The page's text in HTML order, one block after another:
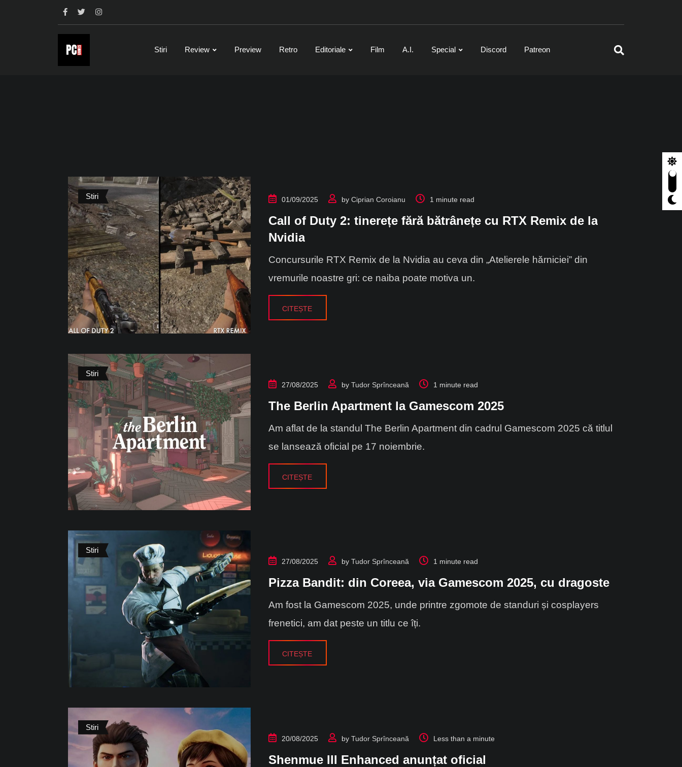
Stiri Review Preview Retro Editoriale Film A.I. Special Discord Patreon
Stiri 01/09/2025 by Ciprian Coroianu 1 minute read
Call of Duty 2: tinerețe fără bătrânețe cu RTX Remix de la
Nvidia
Concursurile RTX Remix de la Nvidia au ceva din „Atelierele hărniciei” din
vremurile noastre gri: ce naiba poate motiva un.
CITEȘTE
Stiri
27/08/2025 by Tudor Sprînceană 1 minute read
The Berlin Apartment la Gamescom 2025
Am aflat de la standul The Berlin Apartment din cadrul Gamescom 2025 că titlul
se lansează oficial pe 17 noiembrie.
CITEȘTE
Stiri
27/08/2025 by Tudor Sprînceană 1 minute read
Pizza Bandit: din Coreea, via Gamescom 2025, cu dragoste
Am fost la Gamescom 2025, unde printre zgomote de standuri și cosplayers
frenetici, am dat peste un titlu ce îți.
CITEȘTE
Stiri
20/08/2025 by Tudor Sprînceană Less than a minute
Shenmue III Enhanced anunțat oficial